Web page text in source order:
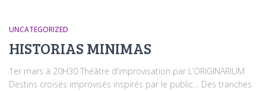
UNCATEGORIZED
HISTORIAS MINIMAS
1er mars à 20H30 Théâtre d’improvisation par L’ORIGINARIUM
Destins croisés improvisés inspirés par le public… Des tranches